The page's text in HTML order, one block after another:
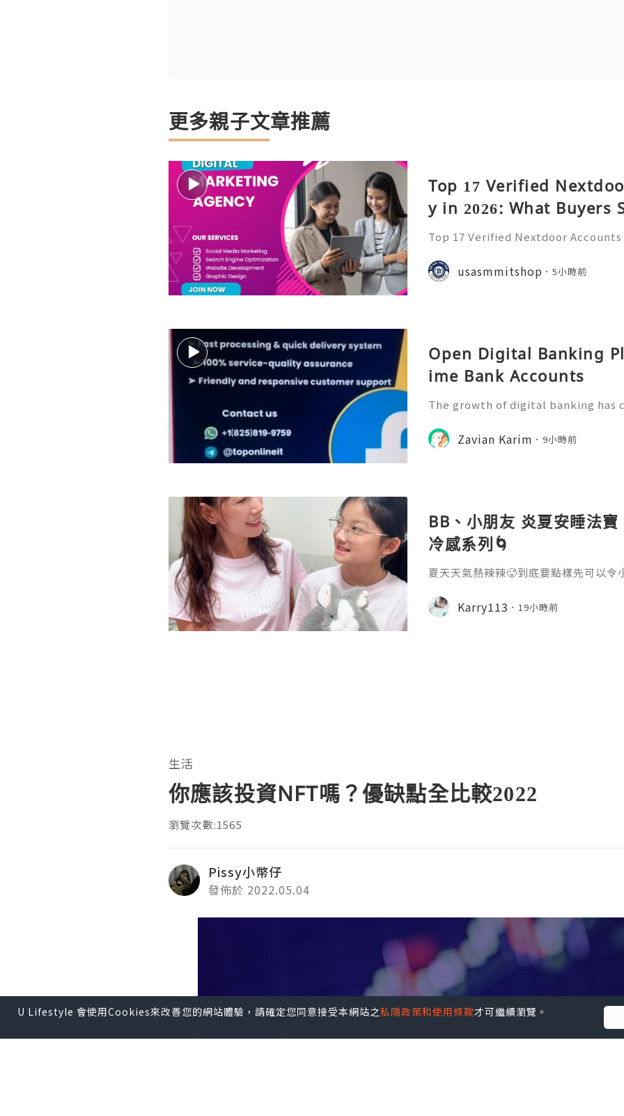
更多親子文章推薦
Top 17 Verified
y in 2026: What Buyers
Top 17 Verified Nextdoor Accounts
Accounts to Buy in 2026”
lished social and neighbo
usasmmitshop 5小時前
Open Digital Banking
ime Bank Accounts
The growth of digital banking has
es. Modern users now prefer
rovide speed, convenience, a
Zavian Karim 9小時前
BB、小朋友 炎夏安睡法
冷感系列🌀
夏天天氣熱辣辣🥵到底要點樣先可以令
得我心💕 連小朋友嘅心都輕易被俘虜
嘅設計勁可愛妹妹一見到就愛不釋手😍
Karry113 19小時前
生活
你應該投資NFT嗎？優缺點全比較2022
瀏覽次數:1565
Pissy小幣仔
發佈於 2022.05.04
U Lifestyle 會使用Cookies來改善您的網站體驗，請確定您同意接受本網站之私隱政策和使用條款才可繼續瀏覽。